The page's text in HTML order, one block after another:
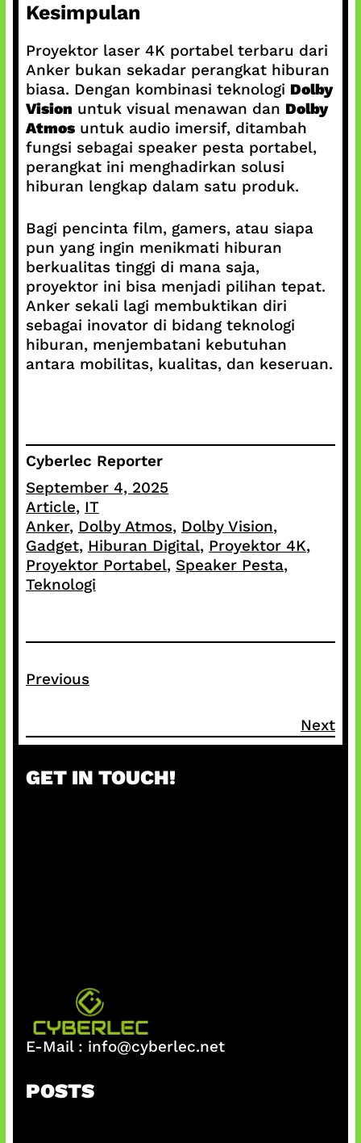
Kesimpulan
Proyektor laser 4K portabel terbaru dari
Anker bukan sekadar perangkat hiburan
biasa. Dengan kombinasi teknologi Dolby
Vision untuk visual menawan dan Dolby
Atmosuntuk audio imersif, ditambah
fungsi sebagai speaker pesta portabel,
perangkat ini menghadirkan solusi
hiburan lengkap dalam satu produk.
Bagi pencinta film, gamers, atau siapa
pun yang ingin menikmati hiburan
berkualitas tinggi di mana saja,
proyektor ini bisa menjadi pilihan tepat.
Anker sekali lagi membuktikan diri
sebagai inovator di bidang teknologi
hiburan, menjembatani kebutuhan
antara mobilitas, kualitas, dan keseruan.
Cyberlec Reporter
September 4, 2025
Article, IT
Anker, Dolby Atmos, Dolby Vision ,
Gadget, Hiburan Digital, Proyektor 4K ,
Proyektor Portabel, Speaker Pesta ,
Teknologi
Previous
Next
GET IN TOUCH!
E-Mail : info@cyberlec.net
POSTS